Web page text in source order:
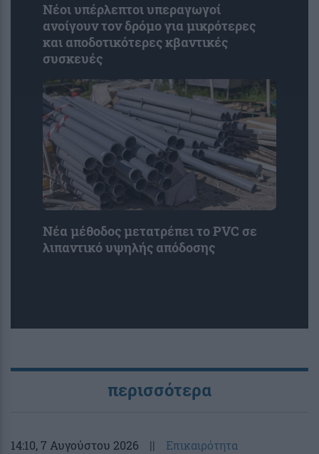
Νέοι υπέρλεπτοι υπεραγωγοί
ανοίγουν τον δρόμο για μικρότερες
και αποδοτικότερες κβαντικές
συσκευές
Νέα μέθοδος μετατρέπει το PVC σε
λιπαντικό υψηλής απόδοσης
περισσότερα
14:10, 7 Αυγούστου 2026 || Επικαιρότητα